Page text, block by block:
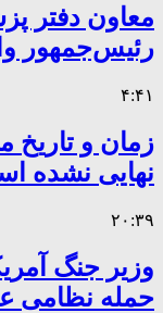
معاون دفتر
رئیس‌جمهور
۴:۴۱
زمان و تاریخ
نهایی نشده
۲۰:۳۹
وزیر جنگ
حمله نظامی